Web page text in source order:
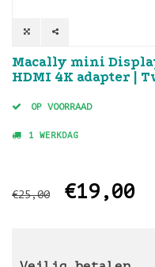
Macally mini
HDMI 4K adapter |
OP VOORRAAD
1 WERKDAG
€25,00 €19,00